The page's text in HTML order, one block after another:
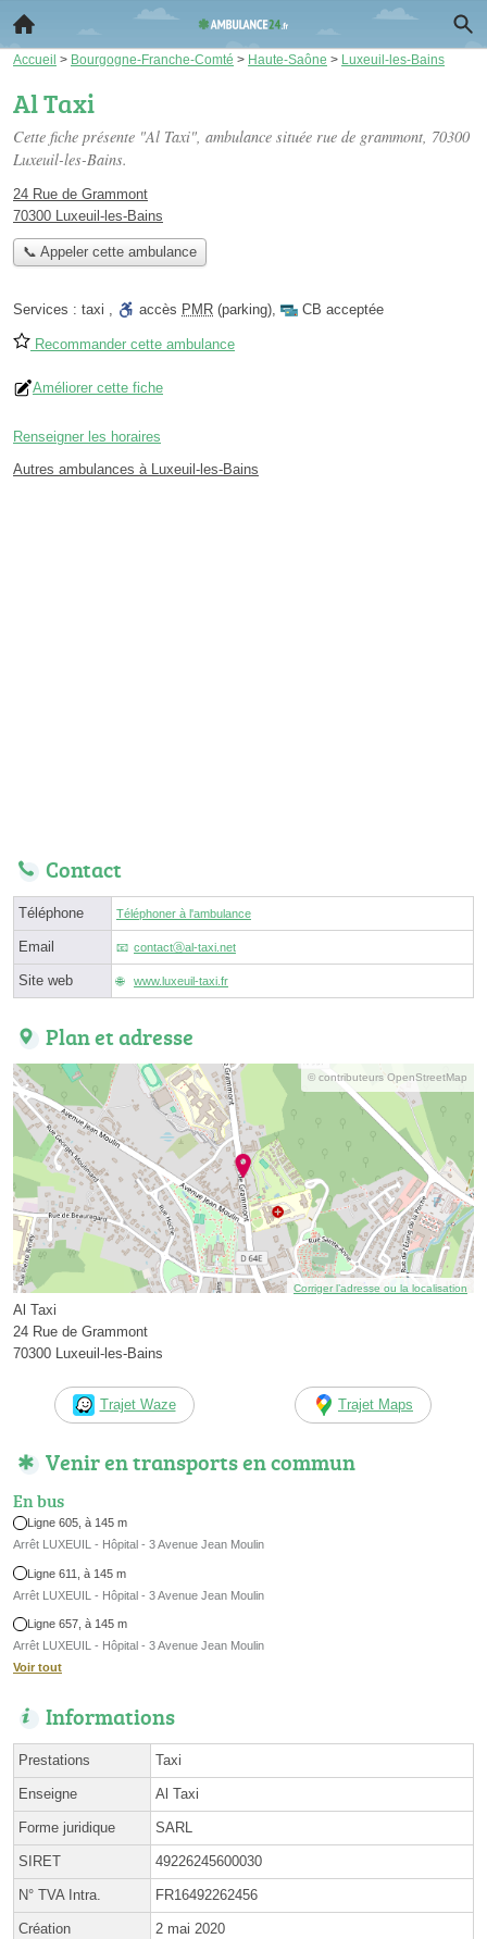
Accueil > Bourgogne-Franche-Comté > Haute-Saône > Luxeuil-les-Bains
Al Taxi
Cette fiche présente "Al Taxi", ambulance située rue de grammont, 70300
Luxeuil-les-Bains.
24 Rue de Grammont
70300 Luxeuil-les-Bains
📞 Appeler cette ambulance
Services : taxi , accès PMR (parking), CB acceptée
Recommander cette ambulance
Améliorer cette fiche
Renseigner les horaires
Autres ambulances à Luxeuil-les-Bains
Contact
Téléphone Téléphoner à l'ambulance
Email contactⓐal-taxi.net
Site web www.luxeuil-taxi.fr
Plan et adresse
© contributeurs OpenStreetMap
Corriger l’adresse ou la localisation
Al Taxi
24 Rue de Grammont
70300 Luxeuil-les-Bains
Trajet Waze Trajet Maps
Venir en transports en commun
En bus
Ligne 605, à 145 m
Arrêt LUXEUIL - Hôpital - 3 Avenue Jean Moulin
Ligne 611, à 145 m
Arrêt LUXEUIL - Hôpital - 3 Avenue Jean Moulin
Ligne 657, à 145 m
Arrêt LUXEUIL - Hôpital - 3 Avenue Jean Moulin
Voir tout
Informations
Prestations Taxi
Enseigne Al Taxi
Forme juridique SARL
SIRET 49226245600030
N° TVA Intra. FR16492262456
Création 2 mai 2020